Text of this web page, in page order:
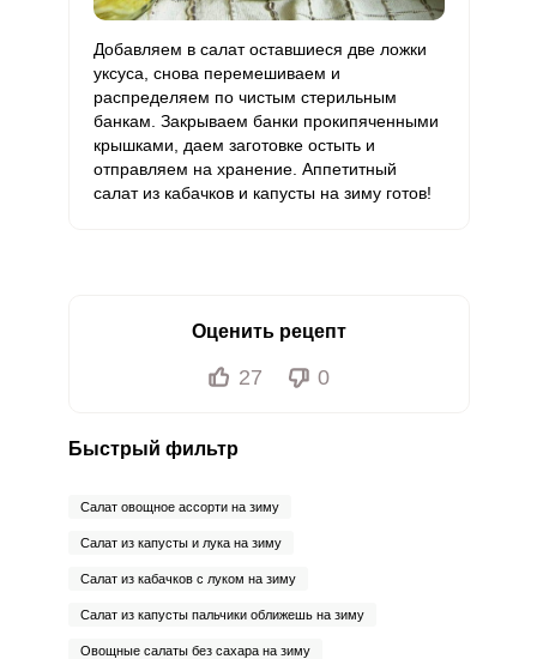
Ванадий 1552 мкг 20 мкг 329.8 1293.3
Молибден 106 мкг 70 мкг 6.4 25.2
Добавляем в салат оставшиеся две ложки
уксуса, снова перемешиваем и
распределяем по чистым стерильным
банкам. Закрываем банки прокипяченными
крышками, даем заготовке остыть и
отправляем на хранение. Аппетитный
салат из кабачков и капусты на зиму готов!
Оценить рецепт
27 0
Быстрый фильтр
Салат овощное ассорти на зиму
Салат из капусты и лука на зиму
Салат из кабачков с луком на зиму
Салат из капусты пальчики оближешь на зиму
Овощные салаты без сахара на зиму